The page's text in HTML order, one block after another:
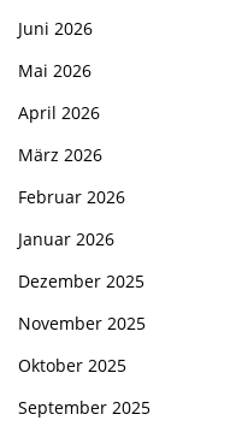
Juni 2026
Mai 2026
April 2026
März 2026
Februar 2026
Januar 2026
Dezember 2025
November 2025
Oktober 2025
September 2025